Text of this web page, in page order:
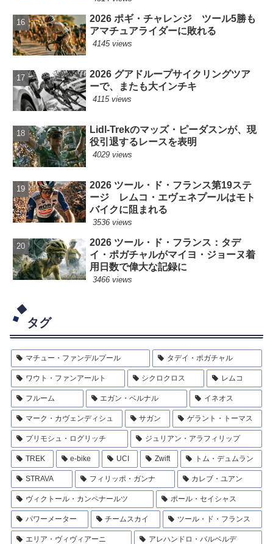
2026 ポギ・チャレンジ ツール5勝も
アマチュアライダーに敗れる
4145 views
2026 グアドループサイクリングツア
ーで、またも大インチキ
4115 views
Lidl-Trekのマッズ・ピーダスンが、現
役引退するレースを表明
4029 views
2026 ツール・ド・フランス第19ステ
ージ レムコ・エヴェネプールはモト
バイクに阻まれる
3536 views
2026 ツール・ド・フランス：タデ
イ・ポガチャルがマイヨ・ジョーヌ着
用日数で偉大な記録に
3466 views
タグ
マチュー・ファンデルプール タデイ・ポガチャル
ワウト・ファンアールト シクロクロス レムコ
フルーム エガン・ベルナル イネオス
マーク・カヴェンディシュ サガン ゲラント・トーマス
プリモシュ・ログリッチ ジュリアン・アラフィリップ
TREK e-bike UCI Zwift トム・デュムラン
STRAVA フィリッポ・ガンナ カレブ・ユアン
ヴィクトール・カンペナールツ ポール・セイシャス
パワーメーター チームスカイ ツール・ド・フランス
エリア・ヴィヴィアーニ アレハンドロ・バルベルデ